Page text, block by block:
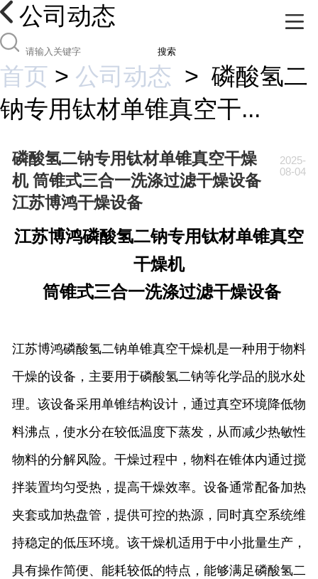
公司动态
搜索
首页 > 公司动态 > 磷酸氢二
钠专用钛材单锥真空干...
磷酸氢二钠专用钛材单锥真空干燥
机 筒锥式三合一洗涤过滤干燥设备
江苏博鸿干燥设备
2025-
08-04
江苏博鸿磷酸氢二钠专用钛材单锥真空
干燥机
筒锥式三合一洗涤过滤干燥设备
江苏博鸿磷酸氢二钠单锥真空干燥机是一种用于物料
干燥的设备，主要用于磷酸氢二钠等化学品的脱水处
理。该设备采用单锥结构设计，通过真空环境降低物
料沸点，使水分在较低温度下蒸发，从而减少热敏性
物料的分解风险。干燥过程中，物料在锥体内通过搅
拌装置均匀受热，提高干燥效率。设备通常配备加热
夹套或加热盘管，提供可控的热源，同时真空系统维
持稳定的低压环境。该干燥机适用于中小批量生产，
具有操作简便、能耗较低的特点，能够满足磷酸氢二